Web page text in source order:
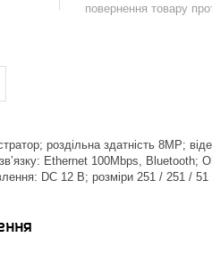
повернення товару
роздільна здатність 8MP;
Ethernet 100Mbps,
DC 12 В; розміри 251 / 251 /